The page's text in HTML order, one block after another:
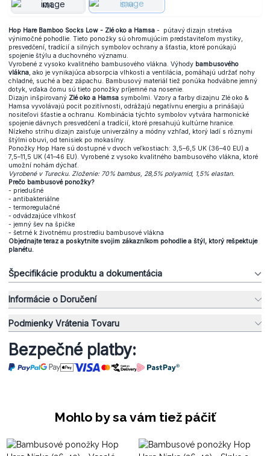
M/L S/M
Hop Hare Bamboo Socks Low - Zlé oko a Hamsa - pútavý dizajn stretáva
výnimočné pohodlie. Tieto ponožky sú ohromujúcim predstaviteľom mystiky,
presvedčení, tradícií a silných symbolov ochrany a šťastia, ktoré ponúkajú
spojenie štýlu a duchovného významu.
Vyrobené z vysoko kvalitného bambusového vlákna. Výhody bambusového
vlákna, ako je vynikajúca absorpcia vlhkosti a ventilácia, pomáhajú udržať nohy
chladné, suché a bez zápachu. Bambusový materiál tiež ponúka hodvábne jemný
dotyk, vďaka čomu sú tieto ponožky príjemné na nosenie.
Dizajn inšpirovaný Zlé oko a Hamsa symbolmi. Vzory a farby dizajnu Zlé oko &
Hamsa vyvolávajú pocit pozitívnosti, odrážajú negatívnu energiu a prinášajú
nositeľovi šťastie a ochranu. Kombinácia týchto symbolov vytvára harmonické
spojenie dávnych presvedčení a tradícií, ktoré presahujú kultúrne hranice.
Nízkeho strihu dizajn zaisťuje univerzálny a módny vzhľad, ktorý ladí s rôznymi
štýlmi obuvi, od tenisiek po mokasíny.
Ponožky Hop Hare sú dostupné v dvoch veľkostiach: 3,5–6,5 UK (36–40 EU) a
7,5–11,5 UK (41–46 EU). Vyrobené z vysoko kvalitného bambusového vlákna, ktoré
umožní nohám dýchať.
Vyrobené v Turecku. Zloženie: 70% bambus, 28,5% polyamid, 1,5% elastan.
Prečo bambusové ponožky?
- priedušné
- antibakteriálne
- termoregulačné
- odvádzajúce vlhkosť
- jemný šev na špičke
- šetrné k životnému prostrediu bambusové vlákna
Objednajte teraz a poskytnite svojim zákazníkom pohodlie a štýl, ktorý rešpektuje
planétu.
Špecifikácie produktu a dokumentácia
Informácie o Doručení
Podmienky Vrátenia Tovaru
Bezpečné platby:
Mohlo by sa vám tiež páčiť